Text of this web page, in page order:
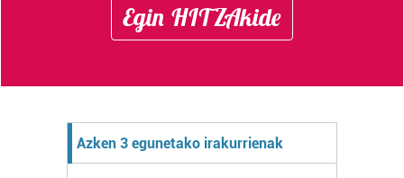
Egin HITZAkide
Azken 3 egunetako irakurrienak